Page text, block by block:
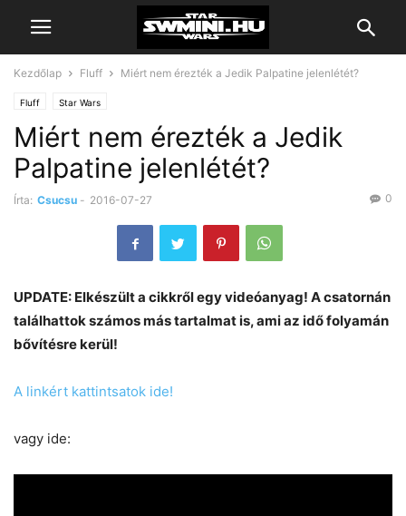
Kezdőlap Fluff Miért nem érezték a Jedik Palpatine jelenlétét?
Fluff Star Wars
Miért nem érezték a Jedik
Palpatine jelenlétét?
Írta: Csucsu - 2016-07-27 0
UPDATE: Elkészült a cikkről egy videóanyag! A csatornán
találhattok számos más tartalmat is, ami az idő folyamán
bővítésre kerül!
A linkért kattintsatok ide!
vagy ide: